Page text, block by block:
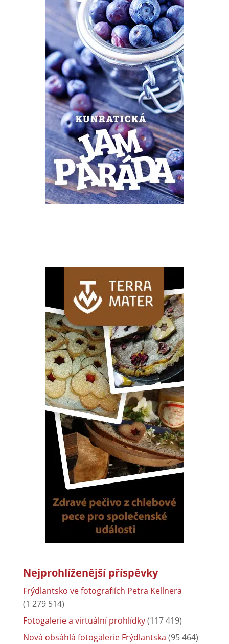
Nejprohlíženější příspěvky
Frýdlantsko ve fotografiích Petra Kellnera
(1 279 514)
Fotogalerie a virtuální prohlídky(117 419)
Nová obsáhlá fotogalerie Frýdlantska (95 464)